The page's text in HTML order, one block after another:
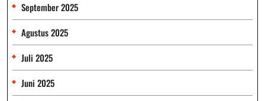
September 2025
Agustus 2025
Juli 2025
Juni 2025